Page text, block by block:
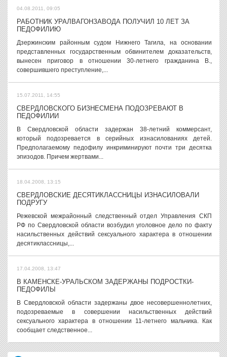
04.08.2011, 09:05
РАБОТНИК УРАЛВАГОНЗАВОДА ПОЛУЧИЛ 10 ЛЕТ ЗА
ПЕДОФИЛИЮ
Дзержинским районным судом Нижнего Тагила, на основании
представленных государственным обвинителем доказательств,
вынесен приговор в отношении 30-летнего гражданина В.,
совершившего преступление,...
15.07.2011, 14:55
СВЕРДЛОВСКОГО БИЗНЕСМЕНА ПОДОЗРЕВАЮТ В
ПЕДОФИЛИИ
В Свердловской области задержан 38-летний коммерсант,
который подозревается в серийных изнасилованиях детей.
Предполагаемому педофилу инкриминируют почти три десятка
эпизодов. Причем жертвами...
18.04.2008, 13:15
СВЕРДЛОВСКИЕ ДЕСЯТИКЛАССНИЦЫ ИЗНАСИЛОВАЛИ
ПОДРУГУ
Режевской межрайонный следственный отдел Управления СКП
РФ по Свердловской области возбудил уголовное дело по факту
насильственных действий сексуального характера в отношении
десятиклассницы,...
17.04.2008, 13:47
В КАМЕНСКЕ-УРАЛЬСКОМ ЗАДЕРЖАНЫ ПОДРОСТКИ-
ПЕДОФИЛЫ
В Свердловской области задержаны двое несовершеннолетних,
подозреваемые в совершении насильственных действий
сексуального характера в отношении 11-летнего мальчика. Как
сообщает следственное...